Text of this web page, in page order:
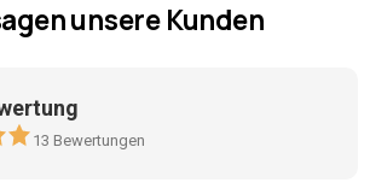
unsere Kunden
13 Bewertungen